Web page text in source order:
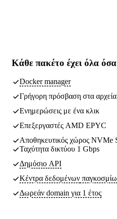
Κάθε πακέτο έχει όλα όσα
Docker manager
Γρήγορη πρόσβαση στα
Ενημερώσεις με ένα κλικ
Επεξεργαστές AMD EPYC
Αποθηκευτικός χώρος NVMe
Ταχύτητα δικτύου 1 Gbps
Δημόσιο API
Κέντρα δεδομένων
Δωρεάν domain για 1 έτος